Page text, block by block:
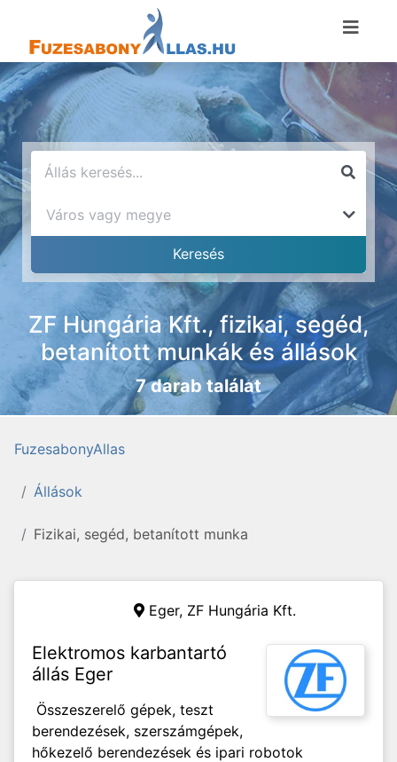
ZF Hungária Kft., fizikai, segéd,
betanított munkák és állások
7 darab találat
FuzesabonyAllas
Állások
Fizikai, segéd, betanított munka
Eger, ZF Hungária Kft.
Elektromos karbantartó
állás Eger
Összeszerelő gépek, teszt
berendezések, szerszámgépek,
hőkezelő berendezések és ipari robotok